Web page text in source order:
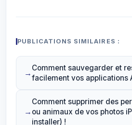
PUBLICATIONS SIMILAIRES :
Comment sauvegarder et
facilement vos applications
Comment supprimer des
ou animaux de vos photos
installer) !